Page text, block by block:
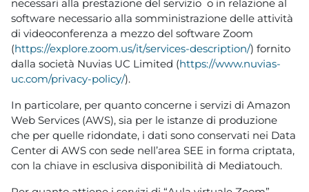
necessari alla prestazione del servizio o in relazione al
software necessario alla somministrazione delle attività
di videoconferenza a mezzo del software Zoom
(https://explore.zoom.us/it/services-description/) fornito
dalla società Nuvias UC Limited (https://www.nuvias-
uc.com/privacy-policy/).
In particolare, per quanto concerne i servizi di Amazon
Web Services (AWS), sia per le istanze di produzione
che per quelle ridondate, i dati sono conservati nei Data
Center di AWS con sede nell’area SEE in forma criptata,
con la chiave in esclusiva disponibilità di Mediatouch.